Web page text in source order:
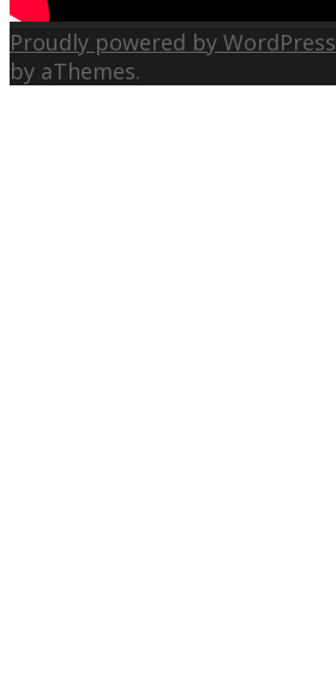
Proudly powered by WordPress
by aThemes.